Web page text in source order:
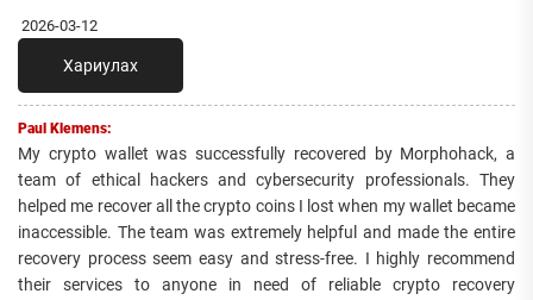
2026-03-12
Хариулах
Paul Klemens:
My crypto wallet was successfully recovered by Morphohack, a
team of ethical hackers and cybersecurity professionals. They
helped me recover all the crypto coins I lost when my wallet became
inaccessible. The team was extremely helpful and made the entire
recovery process seem easy and stress-free. I highly recommend
their services to anyone in need of reliable crypto recovery